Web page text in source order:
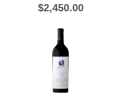
$2,450.00